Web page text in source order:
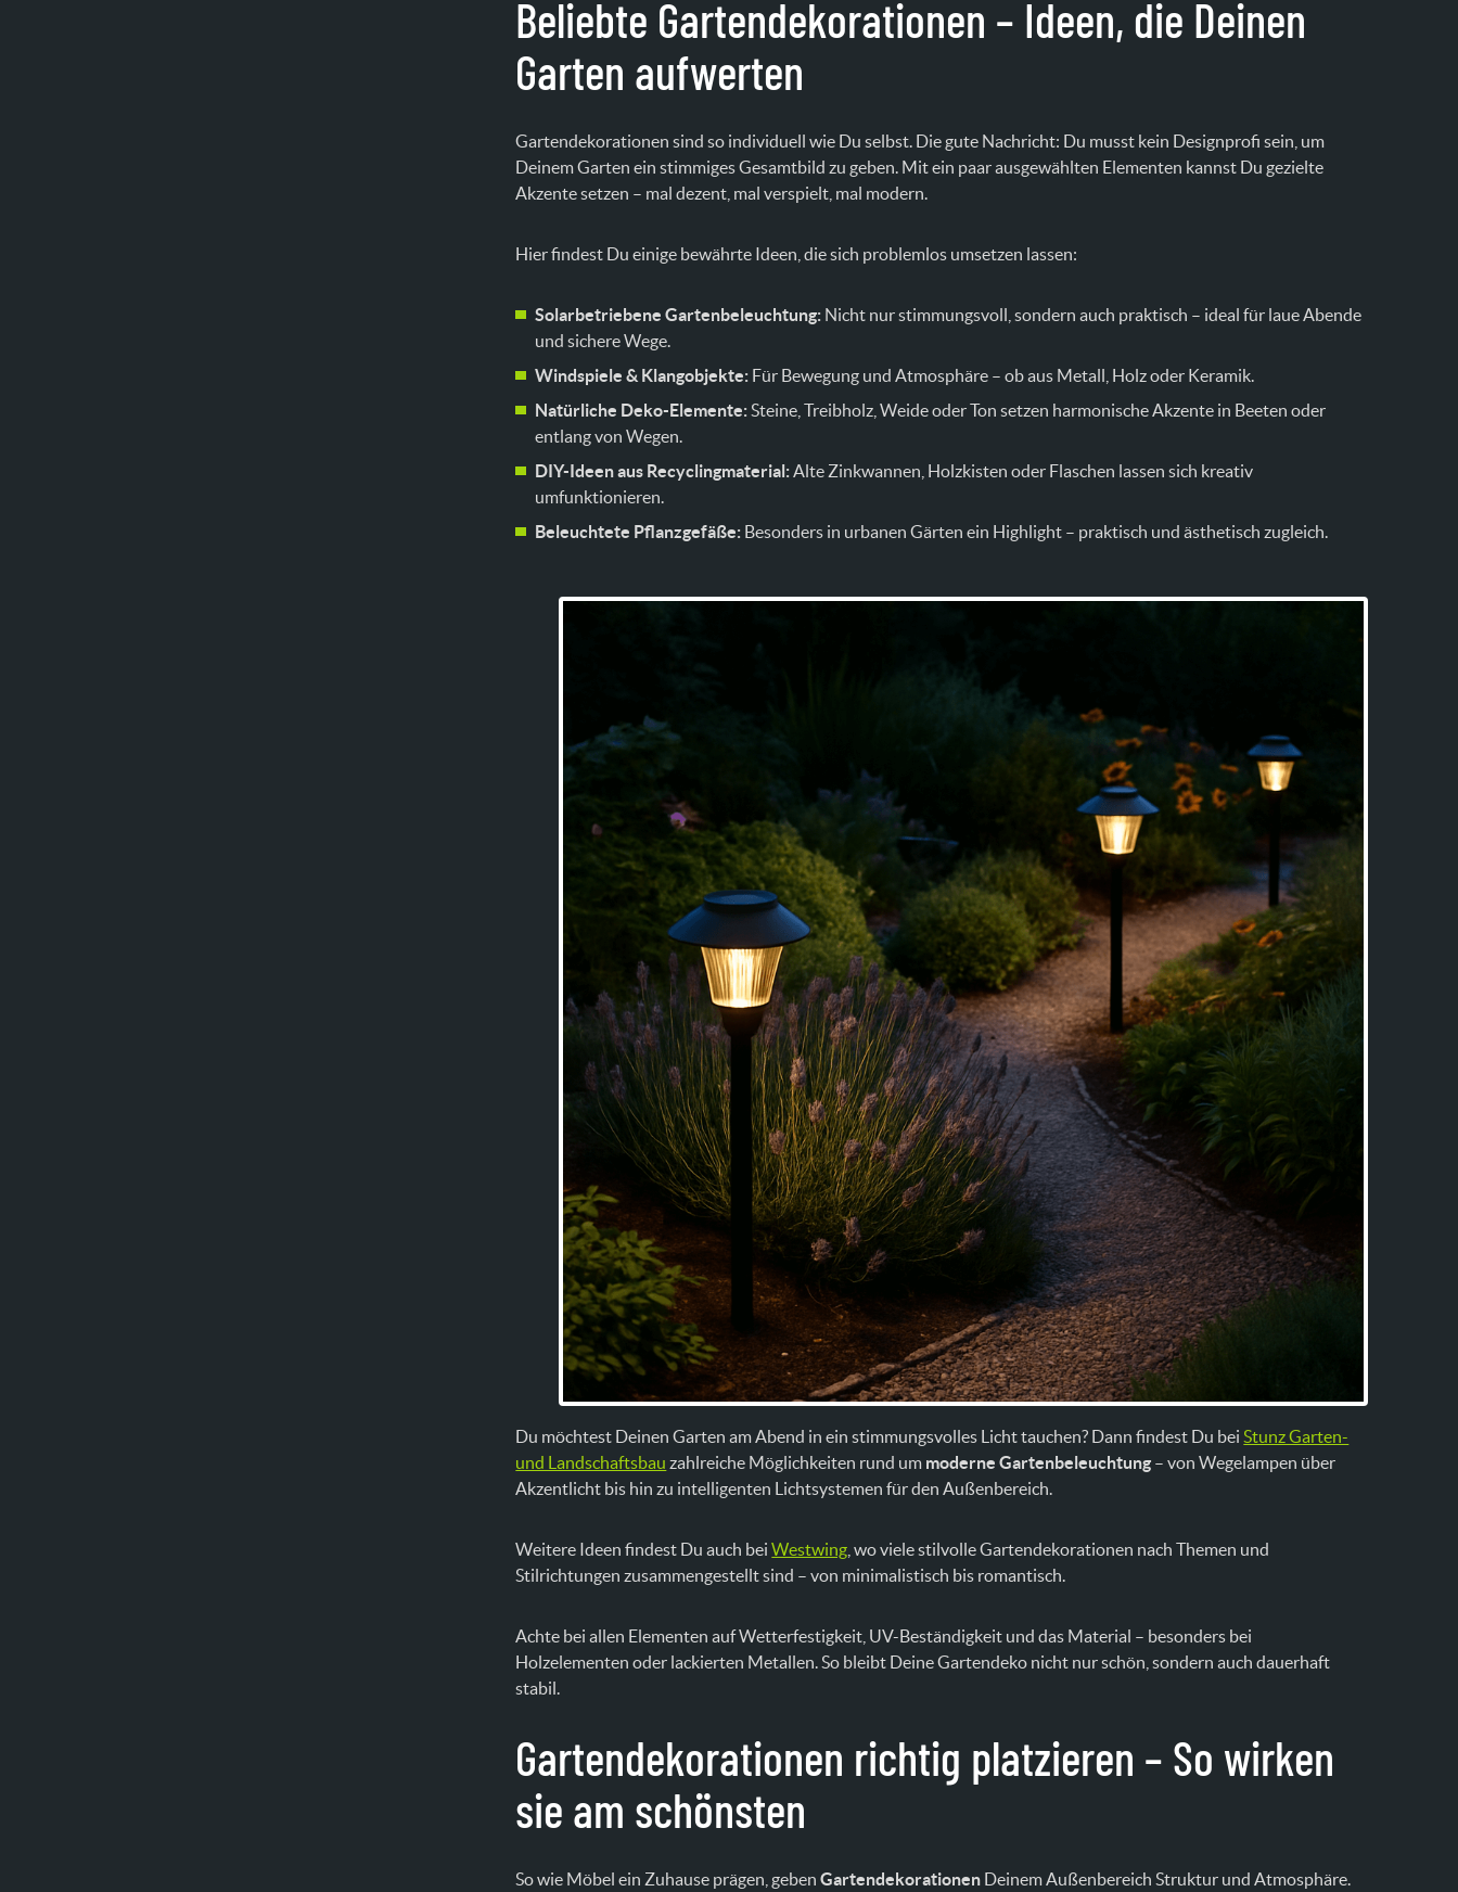
Beliebte Gartendekorationen – Ideen, die Deinen
Garten aufwerten
Gartendekorationen sind so individuell wie Du selbst. Die gute Nachricht: Du musst kein Designprofi sein, um
Deinem Garten ein stimmiges Gesamtbild zu geben. Mit ein paar ausgewählten Elementen kannst Du gezielte
Akzente setzen – mal dezent, mal verspielt, mal modern.
Hier findest Du einige bewährte Ideen, die sich problemlos umsetzen lassen:
Solarbetriebene Gartenbeleuchtung: Nicht nur stimmungsvoll, sondern auch praktisch – ideal für laue Abende
und sichere Wege.
Windspiele & Klangobjekte: Für Bewegung und Atmosphäre – ob aus Metall, Holz oder Keramik.
Natürliche Deko-Elemente:Steine, Treibholz, Weide oder Ton setzen harmonische Akzente in Beeten oder
entlang von Wegen.
DIY-Ideen aus Recyclingmaterial:Alte Zinkwannen, Holzkisten oder Flaschen lassen sich kreativ
umfunktionieren.
Beleuchtete Pflanzgefäße: Besonders in urbanen Gärten ein Highlight – praktisch und ästhetisch zugleich.
Du möchtest Deinen Garten am Abend in ein stimmungsvolles Licht tauchen? Dann findest Du beiStunz Garten-
und Landschaftsbau zahlreiche Möglichkeiten rund um moderne Gartenbeleuchtung – von Wegelampen über
Akzentlicht bis hin zu intelligenten Lichtsystemen für den Außenbereich.
Weitere Ideen findest Du auch beiWestwing , wo viele stilvolle Gartendekorationen nach Themen und
Stilrichtungen zusammengestellt sind – von minimalistisch bis romantisch.
Achte bei allen Elementen auf Wetterfestigkeit, UV-Beständigkeit und das Material – besonders bei
Holzelementen oder lackierten Metallen. So bleibt Deine Gartendeko nicht nur schön, sondern auch dauerhaft
stabil.
Gartendekorationen richtig platzieren – So wirken
sie am schönsten
So wie Möbel ein Zuhause prägen, gebenGartendekorationen Deinem Außenbereich Struktur und Atmosphäre.